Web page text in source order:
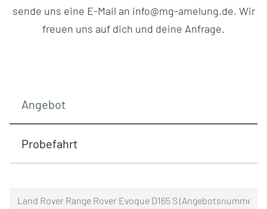
sende uns eine E-Mail an info@mg-amelung.de. Wir
freuen uns auf dich und deine Anfrage.
Angebot
Probefahrt